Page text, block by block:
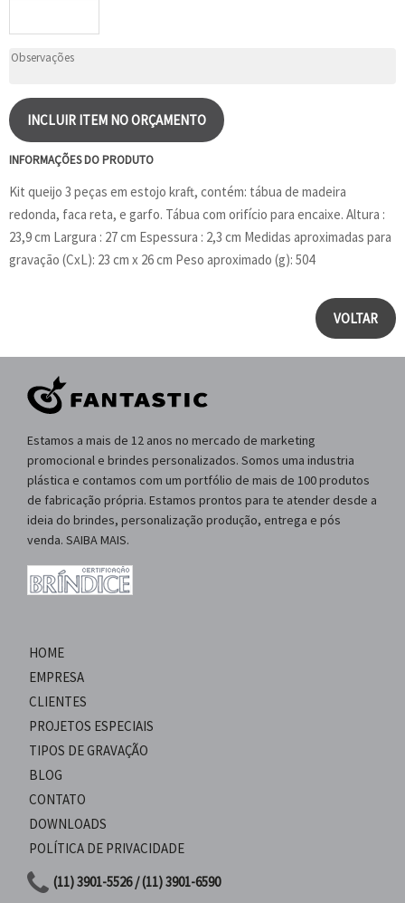
INCLUIR ITEM NO ORÇAMENTO
INFORMAÇÕES DO PRODUTO
Kit queijo 3 peças em estojo kraft, contém: tábua de madeira
redonda, faca reta, e garfo. Tábua com orifício para encaixe. Altura :
23,9 cm Largura : 27 cm Espessura : 2,3 cm Medidas aproximadas para
gravação (CxL): 23 cm x 26 cm Peso aproximado (g): 504
VOLTAR
Estamos a mais de 12 anos no mercado de marketing
promocional e brindes personalizados. Somos uma industria
plástica e contamos com um portfólio de mais de 100 produtos
de fabricação própria. Estamos prontos para te atender desde a
ideia do brindes, personalização produção, entrega e pós
venda. SAIBA MAIS.
HOME
EMPRESA
CLIENTES
PROJETOS ESPECIAIS
TIPOS DE GRAVAÇÃO
BLOG
CONTATO
DOWNLOADS
POLÍTICA DE PRIVACIDADE
(11) 3901-5526 / (11) 3901-6590